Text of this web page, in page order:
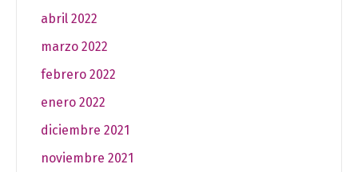
abril 2022
marzo 2022
febrero 2022
enero 2022
diciembre 2021
noviembre 2021